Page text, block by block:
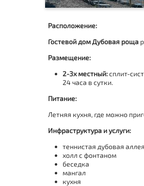
Расположение:
Гостевой дом Дубовая роща
Размещение:
2-3х местный:сплит-
24 часа в сутки.
Питание:
Летняя кухня, где можно
Инфраструктура и услуги:
теннистая дубовая аллея
холл с фонтаном
беседка
мангал
кухня